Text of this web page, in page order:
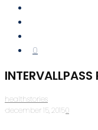
0
healthstories
·december 15, 2015·0